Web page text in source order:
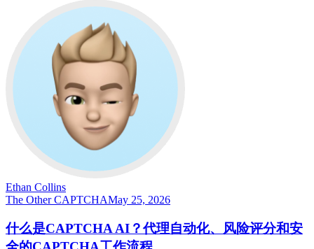
Ethan Collins
The Other CAPTCHAMay 25, 2026
什么是CAPTCHA AI？代理自动化、风险评分和安